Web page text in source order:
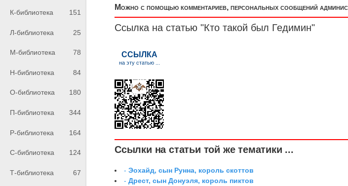
К-библиотека 151
Л-библиотека 25
М-библиотека 78
Н-библиотека 84
О-библиотека 180
П-библиотека 344
Р-библиотека 164
С-библиотека 124
Т-библиотека 67
Можно с помощью комментариев, персональных сообщений
Ссылка на статью "Кто такой был Гедимин"
Ссылки на статьи той же тематики ...
-Эохайд, сын Рунна, король скоттов
-Дрест, сын Донуэля, король пиктов